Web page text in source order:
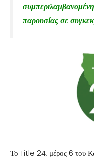
παρουσίας σε
Το Title 24, μέρος 6 του